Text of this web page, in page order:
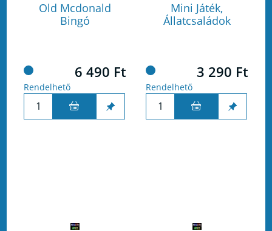
Old Mcdonald
Bingó
6 490 Ft
Rendelhető
Mini Játék,
Állatcsaládok
3 290 Ft
Rendelhető